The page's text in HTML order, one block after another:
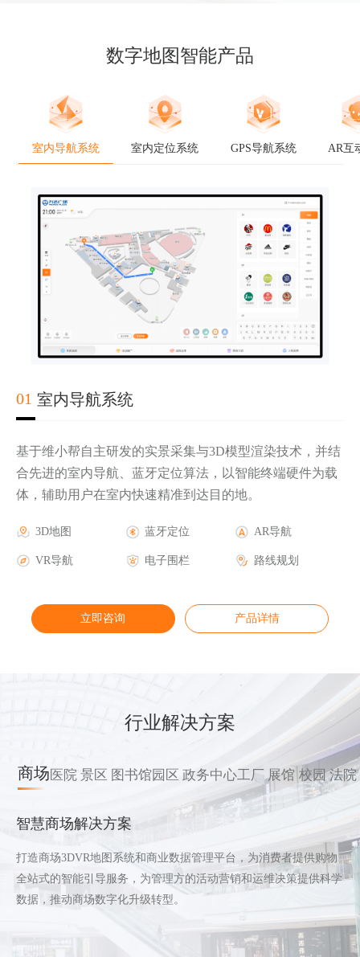
数字地图智能产品
室内导航系统 室内定位系统 GPS导航系统 AR互
01 室内导航系统
基于维小帮自主研发的实景采集与3D模型渲染技术，并结
合先进的室内导航、蓝牙定位算法，以智能终端硬件为载
体，辅助用户在室内快速精准到达目的地。
3D地图 蓝牙定位 AR导航
VR导航 电子围栏 路线规划
立即咨询 产品详情
02
实时轨迹显示 电子围栏报警 人流热力图
历史轨迹查询 安防摄像头联动 报警管理
立即咨询 产品详情
03
第三方地图底图 三维楼宇地图
GPS蓝牙定位 室外AR导航
立即咨询 产品详情
04
AR导航 AR游戏 AR活动
AR广告 AR品牌
立即咨询 产品详情
行业解决方案
商场医院 景区 图书馆园区 政务中心工厂 展馆 校园 法院
智慧商场解决方案
打造商场3DVR地图系统和商业数据管理平台，为消费者提供购物
全站式的智能引导服务，为管理方的活动营销和运维决策提供科学
数据，推动商场数字化升级转型。